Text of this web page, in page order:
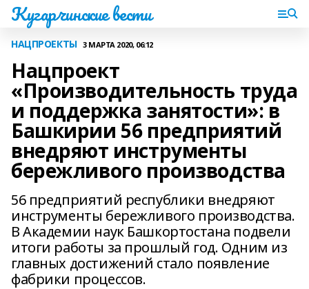
Кугарчинские вести
НАЦПРОЕКТЫ 3 МАРТА 2020, 06:12
Нацпроект
«Производительность труда
и поддержка занятости»: в
Башкирии 56 предприятий
внедряют инструменты
бережливого производства
56 предприятий республики внедряют
инструменты бережливого производства.
В Академии наук Башкортостана подвели
итоги работы за прошлый год. Одним из
главных достижений стало появление
фабрики процессов.